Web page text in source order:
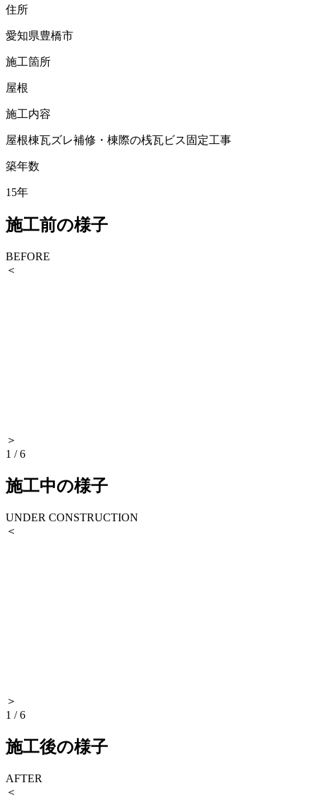
住所
愛知県豊橋市
施工箇所
屋根
施工内容
屋根棟瓦ズレ補修・棟際の桟瓦ビス固定工事
築年数
15年
施工前の様子
BEFORE
＜
＞
1 /6
施工中の様子
UNDER CONSTRUCTION
＜
＞
1 /6
施工後の様子
AFTER
＜